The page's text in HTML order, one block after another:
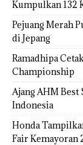
Kumpulkan 132
Pejuang Merah
di Jepang
Ramadhipa
Championship
Ajang AHM Best
Indonesia
Honda
Fair Kemayoran